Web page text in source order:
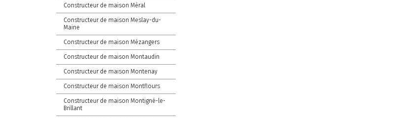
Constructeur de maison Méral
Constructeur de maison Meslay-du-
Maine
Constructeur de maison Mézangers
Constructeur de maison Montaudin
Constructeur de maison Montenay
Constructeur de maison Montflours
Constructeur de maison Montigné-le-
Brillant